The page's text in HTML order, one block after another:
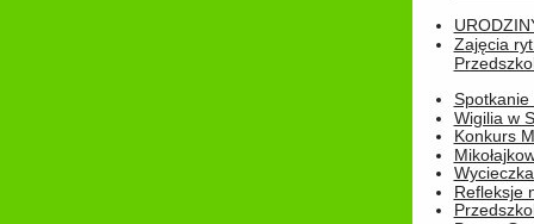
Zajęcia
Spotkanie
Wigilia w
Konkurs
Refleksje